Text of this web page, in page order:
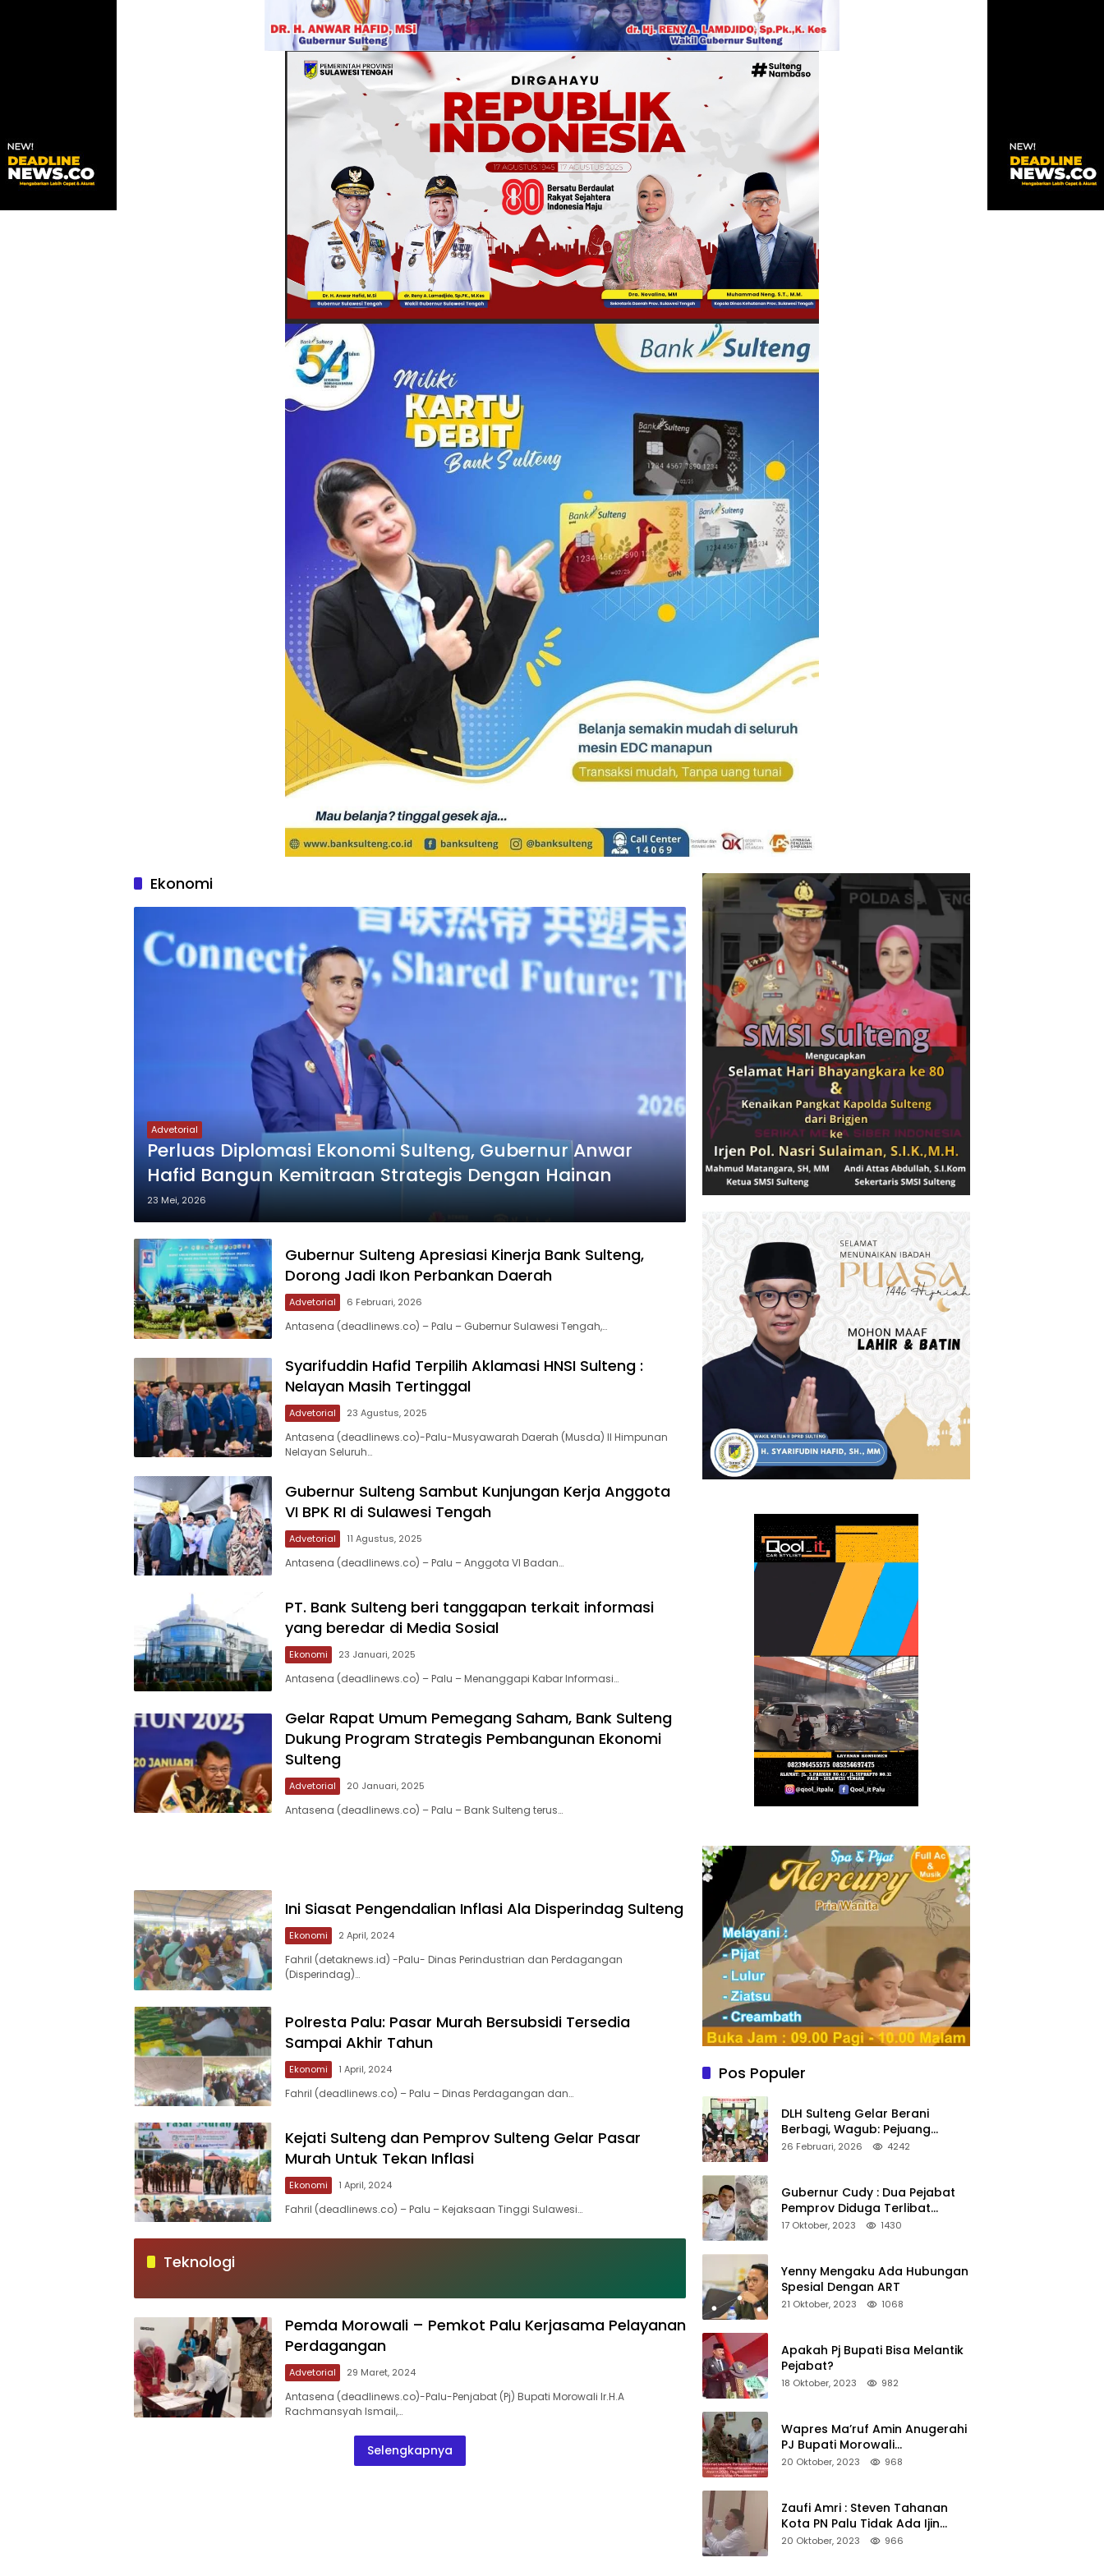
Ekonomi
Advetorial
Perluas Diplomasi Ekonomi Sulteng, Gubernur Anwar
Hafid Bangun Kemitraan Strategis Dengan Hainan
23 Mei, 2026
Gubernur Sulteng Apresiasi Kinerja Bank Sulteng,
Dorong Jadi Ikon Perbankan Daerah
Advetorial 6 Februari, 2026
Antasena (deadlinews.co) – Palu – Gubernur Sulawesi Tengah,…
Syarifuddin Hafid Terpilih Aklamasi HNSI Sulteng :
Nelayan Masih Tertinggal
Advetorial 23 Agustus, 2025
Antasena (deadlinews.co)-Palu-Musyawarah Daerah (Musda) II Himpunan
Nelayan Seluruh…
Gubernur Sulteng Sambut Kunjungan Kerja Anggota
VI BPK RI di Sulawesi Tengah
Advetorial 11 Agustus, 2025
Antasena (deadlinews.co) – Palu – Anggota VI Badan…
PT. Bank Sulteng beri tanggapan terkait informasi
yang beredar di Media Sosial
Ekonomi 23 Januari, 2025
Antasena (deadlinews.co) – Palu – Menanggapi Kabar Informasi…
Gelar Rapat Umum Pemegang Saham, Bank Sulteng
Dukung Program Strategis Pembangunan Ekonomi
Sulteng
Advetorial 20 Januari, 2025
Antasena (deadlinews.co) – Palu – Bank Sulteng terus…
Ini Siasat Pengendalian Inflasi Ala Disperindag Sulteng
Ekonomi 2 April, 2024
Fahril (detaknews.id) -Palu- Dinas Perindustrian dan Perdagangan
(Disperindag)…
Polresta Palu: Pasar Murah Bersubsidi Tersedia
Sampai Akhir Tahun
Ekonomi 1 April, 2024
Fahril (deadlinews.co) – Palu – Dinas Perdagangan dan…
Kejati Sulteng dan Pemprov Sulteng Gelar Pasar
Murah Untuk Tekan Inflasi
Ekonomi 1 April, 2024
Fahril (deadlinews.co) – Palu – Kejaksaan Tinggi Sulawesi…
Teknologi
Pemda Morowali – Pemkot Palu Kerjasama Pelayanan
Perdagangan
Advetorial 29 Maret, 2024
Antasena (deadlinews.co)-Palu-Penjabat (Pj) Bupati Morowali Ir.H.A
Rachmansyah Ismail,…
Selengkapnya
Pos Populer
DLH Sulteng Gelar Berani
Berbagi, Wagub: Pejuang
Lingkungan Harus Jadi Teladan
26 Februari, 2026 4242
Gubernur Cudy : Dua Pejabat
Pemprov Diduga Terlibat
Asmara Terlarang Sudah di
17 Oktober, 2023 1430
Yenny Mengaku Ada Hubungan
Spesial Dengan ART
21 Oktober, 2023 1068
Apakah Pj Bupati Bisa Melantik
Pejabat?
18 Oktober, 2023 982
Wapres Ma’ruf Amin Anugerahi
PJ Bupati Morowali
Penghargaan Paritrana Award
20 Oktober, 2023 968
Zaufi Amri : Steven Tahanan
Kota PN Palu Tidak Ada Ijin
Keluar Kota
20 Oktober, 2023 966